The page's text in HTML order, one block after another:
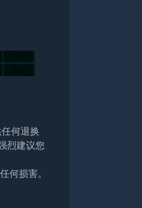
何退换
烈建议您
何损害。